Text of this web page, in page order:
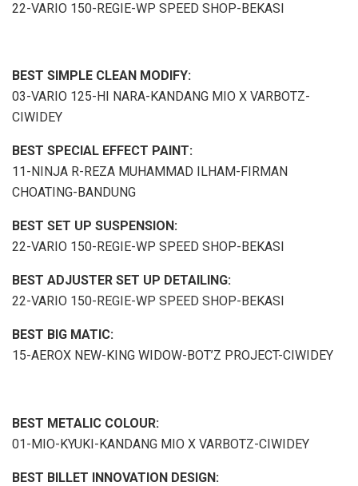
22-VARIO 150-REGIE-WP SPEED SHOP-BEKASI
BEST SIMPLE CLEAN MODIFY:
03-VARIO 125-HI NARA-KANDANG MIO X VARBOTZ-
CIWIDEY
BEST SPECIAL EFFECT PAINT:
11-NINJA R-REZA MUHAMMAD ILHAM-FIRMAN
CHOATING-BANDUNG
BEST SET UP SUSPENSION:
22-VARIO 150-REGIE-WP SPEED SHOP-BEKASI
BEST ADJUSTER SET UP DETAILING:
22-VARIO 150-REGIE-WP SPEED SHOP-BEKASI
BEST BIG MATIC:
15-AEROX NEW-KING WIDOW-BOT’Z PROJECT-CIWIDEY
BEST METALIC COLOUR:
01-MIO-KYUKI-KANDANG MIO X VARBOTZ-CIWIDEY
BEST BILLET INNOVATION DESIGN: